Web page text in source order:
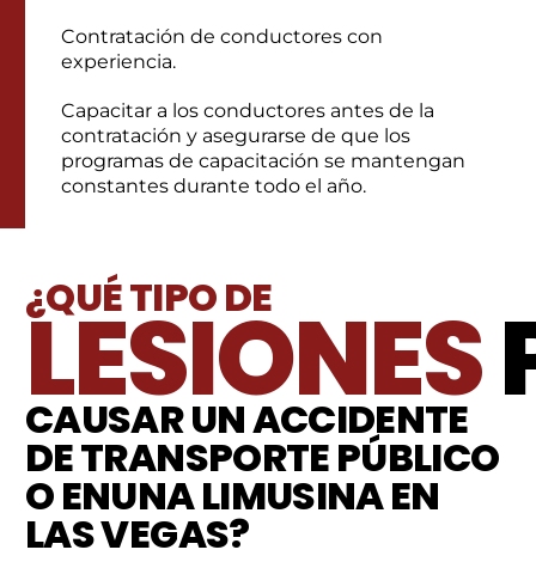
Contratación de conductores con
experiencia.
Capacitar a los conductores antes de la
contratación y asegurarse de que los
programas de capacitación se mantengan
constantes durante todo el año.
¿QUÉ TIPO DE
LESIONES
CAUSAR UN ACCIDENTE
DE TRANSPORTE PÚBLICO
O ENUNA LIMUSINA EN
LAS VEGAS?